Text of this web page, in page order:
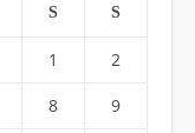
S S
1 2
8 9